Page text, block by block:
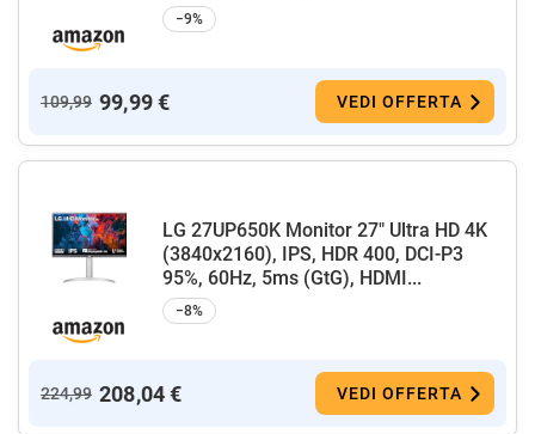
−9%
109,99 99,99 € VEDI OFFERTA
LG 27UP650K Monitor 27" Ultra HD 4K
(3840x2160), IPS, HDR 400, DCI-P3
95%, 60Hz, 5ms (GtG), HDMI...
−8%
224,99 208,04 € VEDI OFFERTA